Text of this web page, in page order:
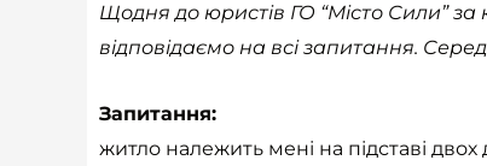
Щодня до юристів ГО “Місто Сили”
відповідаємо на всі запитання.
Запитання:
житло належить мені на підставі